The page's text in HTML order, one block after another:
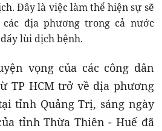
Đây là việc làm thể hiện sự sẽ
địa phương trong cả nước
lùi dịch bệnh.
vọng của các công dân
TP HCM trở về địa phương
tỉnh Quảng Trị, sáng ngày
tỉnh Thừa Thiên - Huế đã